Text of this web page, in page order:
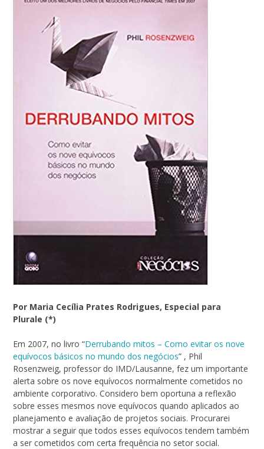
Por Maria Cecília Prates Rodrigues, Especial para
Plurale (*)
Em 2007, no livro “Derrubando mitos – Como evitar os nove
equívocos básicos no mundo dos negócios” , Phil
Rosenzweig, professor do IMD/Lausanne, fez um importante
alerta sobre os nove equívocos normalmente cometidos no
ambiente corporativo. Considero bem oportuna a reflexão
sobre esses mesmos nove equívocos quando aplicados ao
planejamento e avaliação de projetos sociais. Procurarei
mostrar a seguir que todos esses equívocos tendem também
a ser cometidos com certa frequência no setor social.